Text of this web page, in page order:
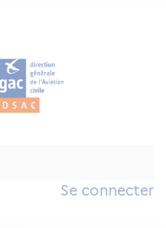
Se connecter